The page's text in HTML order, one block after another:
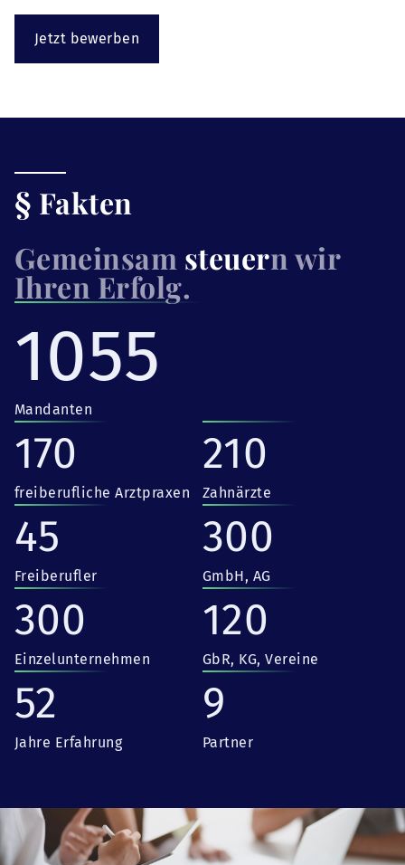
Jetzt bewerben
§ Fakten
Gemeinsam steuern wir
Ihren Erfolg.
1055
Mandanten
170
freiberufliche Arztpraxen
210
Zahnärzte
45
Freiberufler
300
GmbH, AG
300
Einzelunternehmen
120
GbR, KG, Vereine
52
Jahre Erfahrung
9
Partner